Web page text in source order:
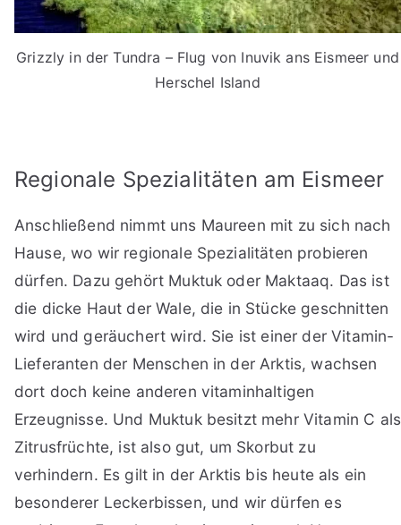
Grizzly in der Tundra – Flug von Inuvik ans Eismeer und
Herschel Island
Regionale Spezialitäten am Eismeer
Anschließend nimmt uns Maureen mit zu sich nach
Hause, wo wir regionale Spezialitäten probieren
dürfen. Dazu gehört Muktuk oder Maktaaq. Das ist
die dicke Haut der Wale, die in Stücke geschnitten
wird und geräuchert wird. Sie ist einer der Vitamin-
Lieferanten der Menschen in der Arktis, wachsen
dort doch keine anderen vitaminhaltigen
Erzeugnisse. Und Muktuk besitzt mehr Vitamin C als
Zitrusfrüchte, ist also gut, um Skorbut zu
verhindern. Es gilt in der Arktis bis heute als ein
besonderer Leckerbissen, und wir dürfen es